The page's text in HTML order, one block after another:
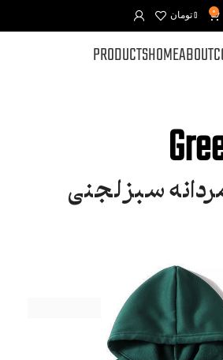
0
0 تومان
ABOUT
HOME
PRODUCTS
سبز لجنی